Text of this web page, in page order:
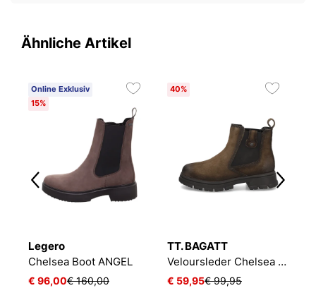
Ähnliche Artikel
Online Exklusiv
15%
Legero
Chelsea Boot ANGEL
€ 96,00€ 160,00
40%
TT. BAGATT
Veloursleder Chelsea Boot
€ 59,95€ 99,95